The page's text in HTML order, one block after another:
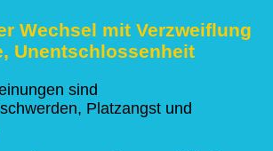
Wechsel mit Verzweiflung
Unentschlossenheit
sind
Platzangst und